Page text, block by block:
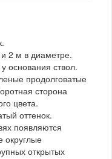
2 м в диаметре.
основания ствол.
продолговатые
сторона
цвета.
оттенок.
появляются
округлые
открытых